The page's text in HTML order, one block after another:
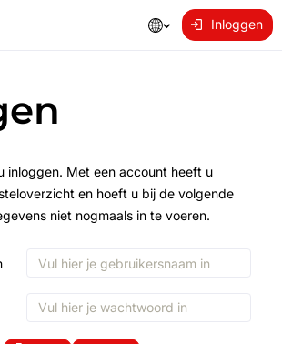
Inloggen
inloggen. Met een account heeft u
en hoeft u bij de volgende
niet nogmaals in te voeren.